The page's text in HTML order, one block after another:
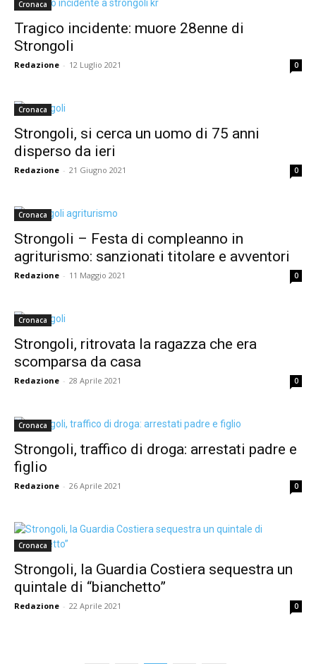
Cronaca
Tragico incidente: muore 28enne di
Strongoli
Redazione - 12 Luglio 2021 0
Cronaca
Strongoli, si cerca un uomo di 75 anni
disperso da ieri
Redazione - 21 Giugno 2021 0
Cronaca
Strongoli – Festa di compleanno in
agriturismo: sanzionati titolare e avventori
Redazione - 11 Maggio 2021 0
Cronaca
Strongoli, ritrovata la ragazza che era
scomparsa da casa
Redazione - 28 Aprile 2021 0
Cronaca
Strongoli, traffico di droga: arrestati padre e
figlio
Redazione - 26 Aprile 2021 0
Cronaca
Strongoli, la Guardia Costiera sequestra un
quintale di “bianchetto”
Redazione - 22 Aprile 2021 0